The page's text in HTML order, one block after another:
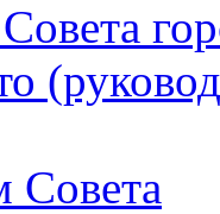
Совета